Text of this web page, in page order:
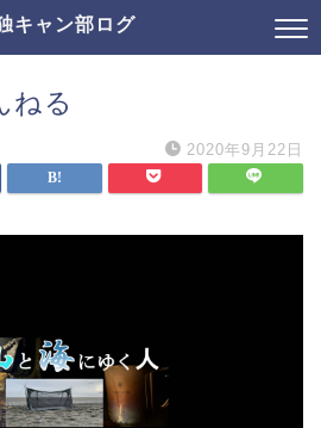
キャン部ログ
ねる
2020年9月22日